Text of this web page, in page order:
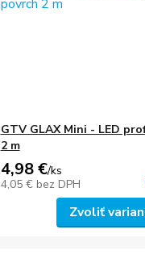
GTV GLAX Mini - LED
2 m
4,98 €/ks
4,05 € bez DPH
Zvoliť